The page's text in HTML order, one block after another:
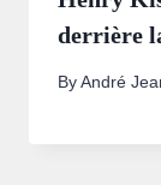
derrière
By André